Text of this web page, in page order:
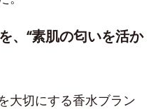
、“素肌の匂いを活か
大切にする香水ブラン